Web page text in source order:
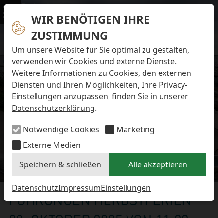
WIR BENÖTIGEN IHRE
ZUSTIMMUNG
Um unsere Website für Sie optimal zu gestalten,
verwenden wir Cookies und externe Dienste.
Weitere Informationen zu Cookies, den externen
Diensten und Ihren Möglichkeiten, Ihre Privacy-
Einstellungen anzupassen, finden Sie in unserer
Datenschutzerklärung.
Notwendige Cookies
Marketing
Externe Medien
Speichern & schließen
Alle akzeptieren
DatenschutzImpressumEinstellungen
Menü
Navigation überspringen
Preise & Infos
Öffnungs- und Fütterungszeiten
Eintrittspreise
Aktuelles
Alle Meldungen
Eisbären-Nachwuchs Anna & Elsa
Eisbären-Nachwuchs Lale & Lili
FAQ zum Tod des Schimpansen-Jungtiers
Newsletter
Bildungsletter
Barrierefreier Zoo
Hausordnung
Arbeiten im Zoo
Ausbildung zur Zootierpflegerin/zum Zootierpfleger
Freiwilliges ökologisches Jahr (FÖJ)
Mitarbeiter:in (w/m/d) auf Minijob-Basis
Patenschaften
Förderverein
Details
FÜHRUNGEN HERBSTFERIEN